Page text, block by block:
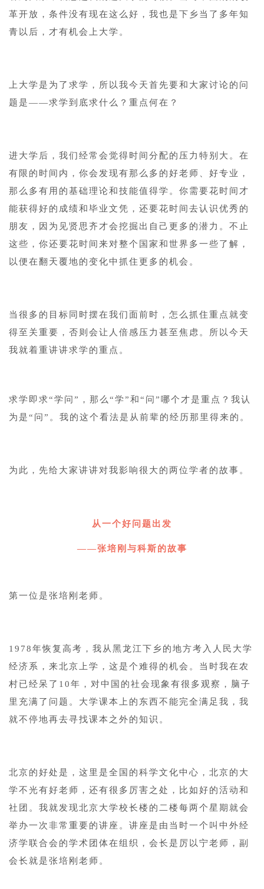
革开放，条件没有现在这么好，我也是下乡当了多年知
青以后，才有机会上大学。
上大学是为了求学，所以我今天首先要和大家讨论的问
题是——求学到底求什么？重点何在？
进大学后，我们经常会觉得时间分配的压力特别大。在
有限的时间内，你会发现有那么多的好老师、好专业，
那么多有用的基础理论和技能值得学。你需要花时间才
能获得好的成绩和毕业文凭，还要花时间去认识优秀的
朋友，因为见贤思齐才会挖掘出自己更多的潜力。不止
这些，你还要花时间来对整个国家和世界多一些了解，
以便在翻天覆地的变化中抓住更多的机会。
当很多的目标同时摆在我们面前时，怎么抓住重点就变
得至关重要，否则会让人倍感压力甚至焦虑。所以今天
我就着重讲讲求学的重点。
求学即求“学问”，那么“学”和“问”哪个才是重点？我认
为是“问”。我的这个看法是从前辈的经历那里得来的。
为此，先给大家讲讲对我影响很大的两位学者的故事。
从一个好问题出发
——张培刚与科斯的故事
第一位是张培刚老师。
1978年恢复高考，我从黑龙江下乡的地方考入人民大学
经济系，来北京上学，这是个难得的机会。当时我在农
村已经呆了10年，对中国的社会现象有很多观察，脑子
里充满了问题。大学课本上的东西不能完全满足我，我
就不停地再去寻找课本之外的知识。
北京的好处是，这里是全国的科学文化中心，北京的大
学不光有好老师，还有很多厉害之处，比如好的活动和
社团。我就发现北京大学校长楼的二楼每两个星期就会
举办一次非常重要的讲座。讲座是由当时一个叫中外经
济学联合会的学术团体在组织，会长是厉以宁老师，副
会长就是张培刚老师。